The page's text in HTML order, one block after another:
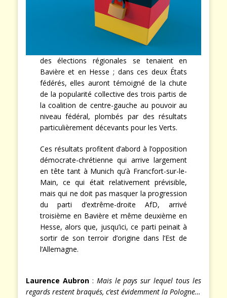
des élections régionales se tenaient en
Bavière et en Hesse ; dans ces deux États
fédérés, elles auront témoigné de la chute
de la popularité collective des trois partis de
la coalition de centre-gauche au pouvoir au
niveau fédéral, plombés par des résultats
particulièrement décevants pour les Verts.
Ces résultats profitent d’abord à l’opposition
démocrate-chrétienne qui arrive largement
en tête tant à Munich qu’à Francfort-sur-le-
Main, ce qui était relativement prévisible,
mais qui ne doit pas masquer la progression
du parti d’extrême-droite AfD, arrivé
troisième en Bavière et même deuxième en
Hesse, alors que, jusqu’ici, ce parti peinait à
sortir de son terroir d’origine dans l’Est de
l’Allemagne.
Laurence Aubron : Mais le pays sur lequel tous les
regards restent braqués, c’est évidemment la Pologne…